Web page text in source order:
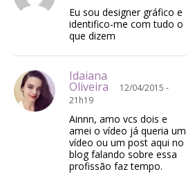
Eu sou designer gráfico e
identifico-me com tudo o
que dizem
Idaiana
Oliveira
12/04/2015 -
21h19
Ainnn, amo vcs dois e
amei o vídeo já queria um
vídeo ou um post aqui no
blog falando sobre essa
profissão faz tempo.